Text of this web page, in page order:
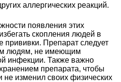
аллергических реакций.
появления этих
скопления людей в
прививки. Препарат следует
людям, не имеющим
инфекции. Также важно
препарата, чтобы
изменил своих физических